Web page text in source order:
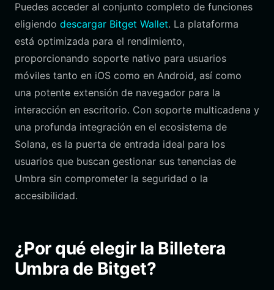
Puedes acceder al conjunto completo de funciones
eligiendo descargar Bitget Wallet. La plataforma
está optimizada para el rendimiento,
proporcionando soporte nativo para usuarios
móviles tanto en iOS como en Android, así como
una potente extensión de navegador para la
interacción en escritorio. Con soporte multicadena y
una profunda integración en el ecosistema de
Solana, es la puerta de entrada ideal para los
usuarios que buscan gestionar sus tenencias de
Umbra sin comprometer la seguridad o la
accesibilidad.
¿Por qué elegir la Billetera
Umbra de Bitget?